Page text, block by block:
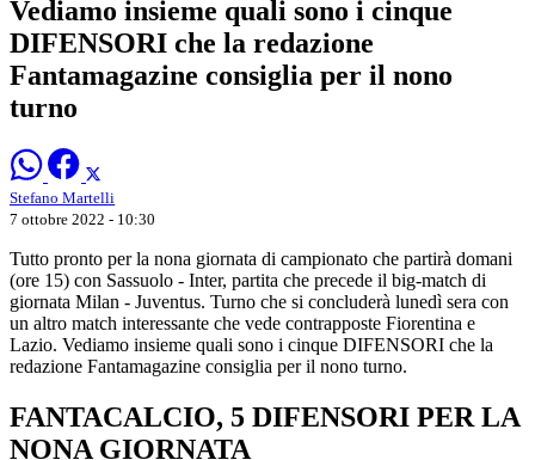
Vediamo insieme quali sono i cinque
DIFENSORI che la redazione
Fantamagazine consiglia per il nono
turno
Stefano Martelli
7 ottobre 2022 - 10:30
Tutto pronto per la nona giornata di campionato che partirà domani
(ore 15) con Sassuolo - Inter, partita che precede il big-match di
giornata Milan - Juventus. Turno che si concluderà lunedì sera con
un altro match interessante che vede contrapposte Fiorentina e
Lazio. Vediamo insieme quali sono i cinque DIFENSORI che la
redazione Fantamagazine consiglia per il nono turno.
FANTACALCIO, 5 DIFENSORI PER LA
NONA GIORNATA